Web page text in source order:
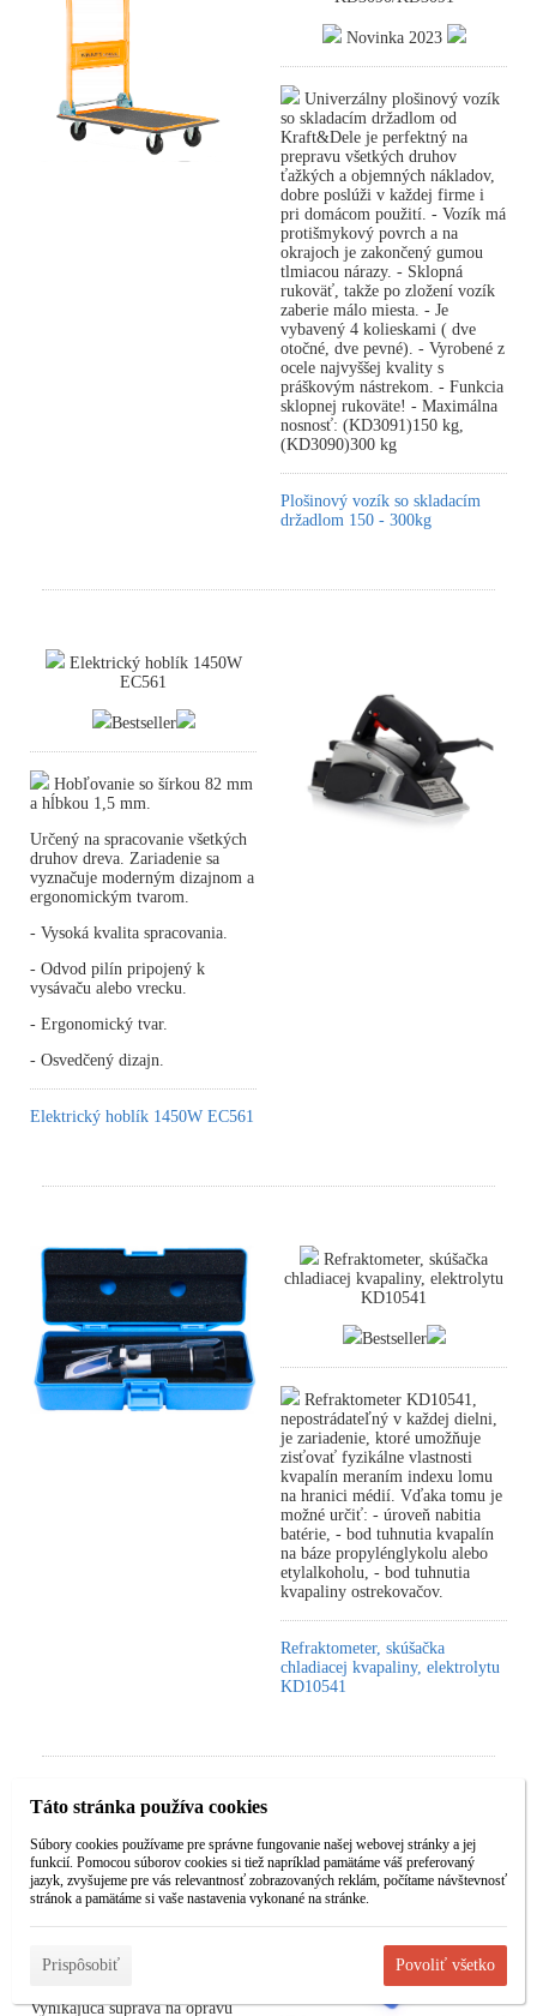
Novinka 2023
Univerzálny plošinový vozík
so skladacím držadlom od
Kraft&Dele je perfektný na
prepravu všetkých druhov
ťažkých a objemných nákladov,
dobre poslúži v každej firme i
pri domácom použití. - Vozík má
protišmykový povrch a na
okrajoch je zakončený gumou
tlmiacou nárazy. - Sklopná
rukoväť, takže po zložení vozík
zaberie málo miesta. - Je
vybavený 4 kolieskami ( dve
otočné, dve pevné). - Vyrobené z
ocele najvyššej kvality s
práškovým nástrekom. - Funkcia
sklopnej rukoväte! - Maximálna
nosnosť: (KD3091)150 kg,
(KD3090)300 kg
Plošinový vozík so skladacím
držadlom 150 - 300kg
Elektrický hoblík 1450W
EC561
Bestseller
Hobľovanie so šírkou 82 mm
a hĺbkou 1,5 mm.
Určený na spracovanie všetkých
druhov dreva. Zariadenie sa
vyznačuje moderným dizajnom a
ergonomickým tvarom.
- Vysoká kvalita spracovania.
- Odvod pilín pripojený k
vysávaču alebo vrecku.
- Ergonomický tvar.
- Osvedčený dizajn.
Elektrický hoblík 1450W EC561
Refraktometer, skúšačka
chladiacej kvapaliny, elektrolytu
KD10541
Bestseller
Refraktometer KD10541,
nepostrádateľný v každej dielni,
je zariadenie, ktoré umožňuje
zisťovať fyzikálne vlastnosti
kvapalín meraním indexu lomu
na hranici médií. Vďaka tomu je
možné určiť: - úroveň nabitia
batérie, - bod tuhnutia kvapalín
na báze propylénglykolu alebo
etylalkoholu, - bod tuhnutia
kvapaliny ostrekovačov.
Refraktometer, skúšačka
chladiacej kvapaliny, elektrolytu
KD10541
plasty KD864
Bestseller
Kraft&Dele na plasty, slúži na
Vynikajúca súprava na opravu
Táto stránka používa cookies
Súbory cookies používame pre správne fungovanie našej webovej stránky a jej
funkcií. Pomocou súborov cookies si tiež napríklad pamätáme váš preferovaný
jazyk, zvyšujeme pre vás relevantnosť zobrazovaných reklám, počítame návštevnosť
stránok a pamätáme si vaše nastavenia vykonané na stránke.
Prispôsobiť Povoliť všetko